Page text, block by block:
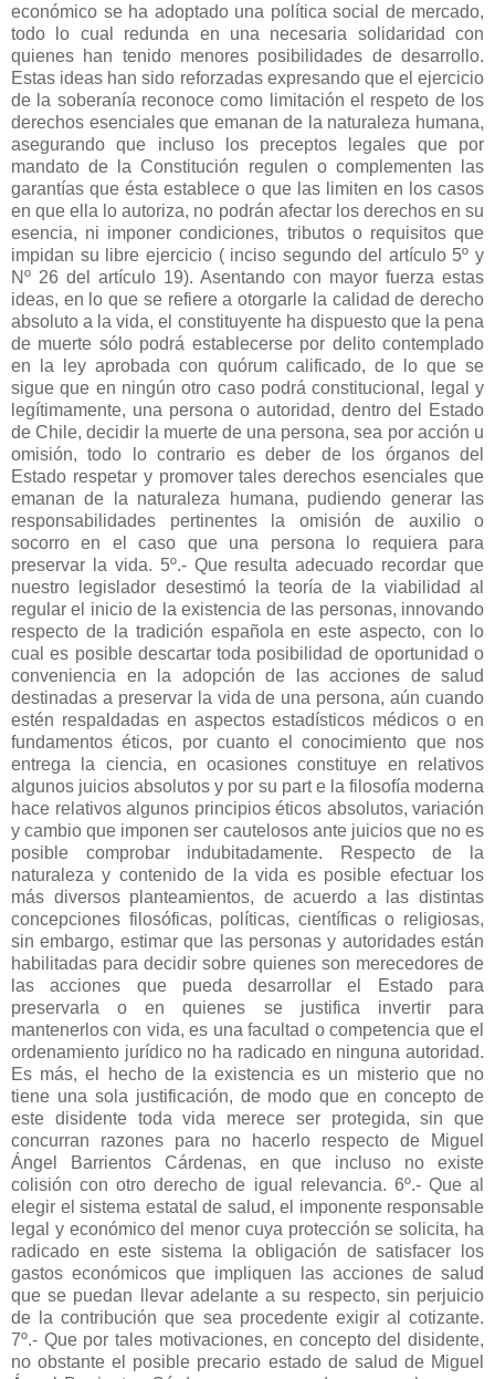
económico se ha adoptado una política social de mercado,
todo lo cual redunda en una necesaria solidaridad con
quienes han tenido menores posibilidades de desarrollo.
Estas ideas han sido reforzadas expresando que el ejercicio
de la soberanía reconoce como limitación el respeto de los
derechos esenciales que emanan de la naturaleza humana,
asegurando que incluso los preceptos legales que por
mandato de la Constitución regulen o complementen las
garantías que ésta establece o que las limiten en los casos
en que ella lo autoriza, no podrán afectar los derechos en su
esencia, ni imponer condiciones, tributos o requisitos que
impidan su libre ejercicio ( inciso segundo del artículo 5º y
Nº 26 del artículo 19). Asentando con mayor fuerza estas
ideas, en lo que se refiere a otorgarle la calidad de derecho
absoluto a la vida, el constituyente ha dispuesto que la pena
de muerte sólo podrá establecerse por delito contemplado
en la ley aprobada con quórum calificado, de lo que se
sigue que en ningún otro caso podrá constitucional, legal y
legítimamente, una persona o autoridad, dentro del Estado
de Chile, decidir la muerte de una persona, sea por acción u
omisión, todo lo contrario es deber de los órganos del
Estado respetar y promover tales derechos esenciales que
emanan de la naturaleza humana, pudiendo generar las
responsabilidades pertinentes la omisión de auxilio o
socorro en el caso que una persona lo requiera para
preservar la vida. 5º.- Que resulta adecuado recordar que
nuestro legislador desestimó la teoría de la viabilidad al
regular el inicio de la existencia de las personas, innovando
respecto de la tradición española en este aspecto, con lo
cual es posible descartar toda posibilidad de oportunidad o
conveniencia en la adopción de las acciones de salud
destinadas a preservar la vida de una persona, aún cuando
estén respaldadas en aspectos estadísticos médicos o en
fundamentos éticos, por cuanto el conocimiento que nos
entrega la ciencia, en ocasiones constituye en relativos
algunos juicios absolutos y por su part e la filosofía moderna
hace relativos algunos principios éticos absolutos, variación
y cambio que imponen ser cautelosos ante juicios que no es
posible comprobar indubitadamente. Respecto de la
naturaleza y contenido de la vida es posible efectuar los
más diversos planteamientos, de acuerdo a las distintas
concepciones filosóficas, políticas, científicas o religiosas,
sin embargo, estimar que las personas y autoridades están
habilitadas para decidir sobre quienes son merecedores de
las acciones que pueda desarrollar el Estado para
preservarla o en quienes se justifica invertir para
mantenerlos con vida, es una facultad o competencia que el
ordenamiento jurídico no ha radicado en ninguna autoridad.
Es más, el hecho de la existencia es un misterio que no
tiene una sola justificación, de modo que en concepto de
este disidente toda vida merece ser protegida, sin que
concurran razones para no hacerlo respecto de Miguel
Ángel Barrientos Cárdenas, en que incluso no existe
colisión con otro derecho de igual relevancia. 6º.- Que al
elegir el sistema estatal de salud, el imponente responsable
legal y económico del menor cuya protección se solicita, ha
radicado en este sistema la obligación de satisfacer los
gastos económicos que impliquen las acciones de salud
que se puedan llevar adelante a su respecto, sin perjuicio
de la contribución que sea procedente exigir al cotizante.
7º.- Que por tales motivaciones, en concepto del disidente,
no obstante el posible precario estado de salud de Miguel